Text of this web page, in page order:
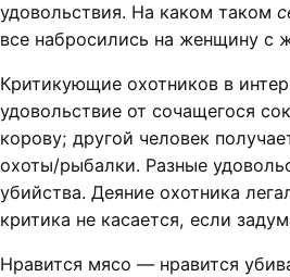
удовольствия. На каком таком
все набросились на женщину с
Критикующие охотников в
удовольствие от сочащегося
корову; другой человек
охоты/рыбалки. Разные
убийства. Деяние охотника
критика не касается, если
Нравится мясо — нравится